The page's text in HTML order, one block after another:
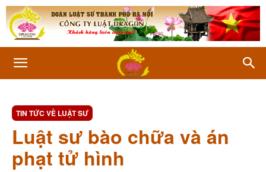
TIN TỨC VỀ LUẬT SƯ
Luật sư bào chữa và án
phạt tử hình